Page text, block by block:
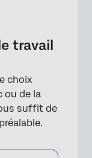
travail
choix
ou de la
suffit de